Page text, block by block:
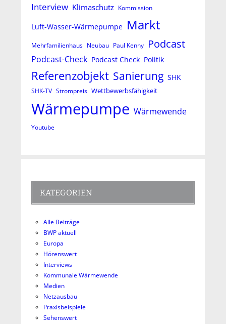
Interview Klimaschutz Kommission
Luft-Wasser-Wärmepumpe Markt
Mehrfamilienhaus Neubau Paul Kenny Podcast
Podcast-Check Podcast Check Politik
Referenzobjekt Sanierung SHK
SHK-TV Strompreis Wettbewerbsfähigkeit
Wärmepumpe Wärmewende
Youtube
KATEGORIEN
Alle Beiträge
BWP aktuell
Europa
Hörenswert
Interviews
Kommunale Wärmewende
Medien
Netzausbau
Praxisbeispiele
Sehenswert